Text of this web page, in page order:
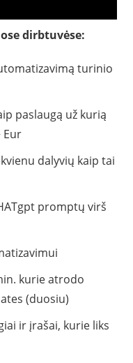
dirbtuvėse:
turinio
paslaugą už kurią
Eur
dalyvių kaip tai
promptų virš
kurie atrodo
(duosiu)
ir įrašai, kurie liks